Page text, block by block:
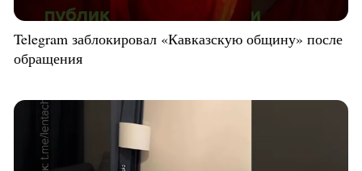
Telegram заблокировал «Кавказскую общину» после
обращения